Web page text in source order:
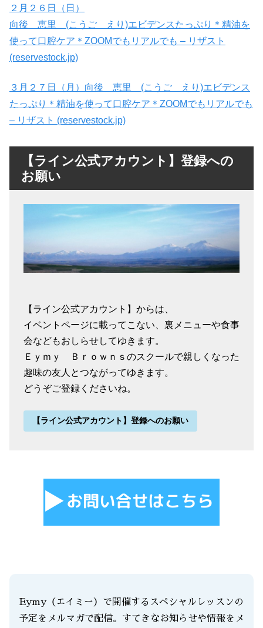
２月２６日（日）
向後 恵里 (こうご えり)エビデンスたっぷり＊精油を
使って口腔ケア＊ZOOMでもリアルでも – リザスト
(reservestock.jp)
３月２７日（月）向後 恵里 (こうご えり)エビデンス
たっぷり＊精油を使って口腔ケア＊ZOOMでもリアルでも
– リザスト (reservestock.jp)
【ライン公式アカウント】登録への
お願い
【ライン公式アカウント】からは、
イベントページに載ってこない、裏メニューや食事
会などもおしらせしてゆきます。
Ｅｙｍｙ Ｂｒｏｗｎｓのスクールで親しくなった
趣味の友人とつながってゆきます。
どうぞご登録くださいね。
【ライン公式アカウント】登録へのお願い
Eymy（エイミー）で開催するスペシャルレッスンの
予定をメルマガで配信。すてきなお知らせや情報をメ